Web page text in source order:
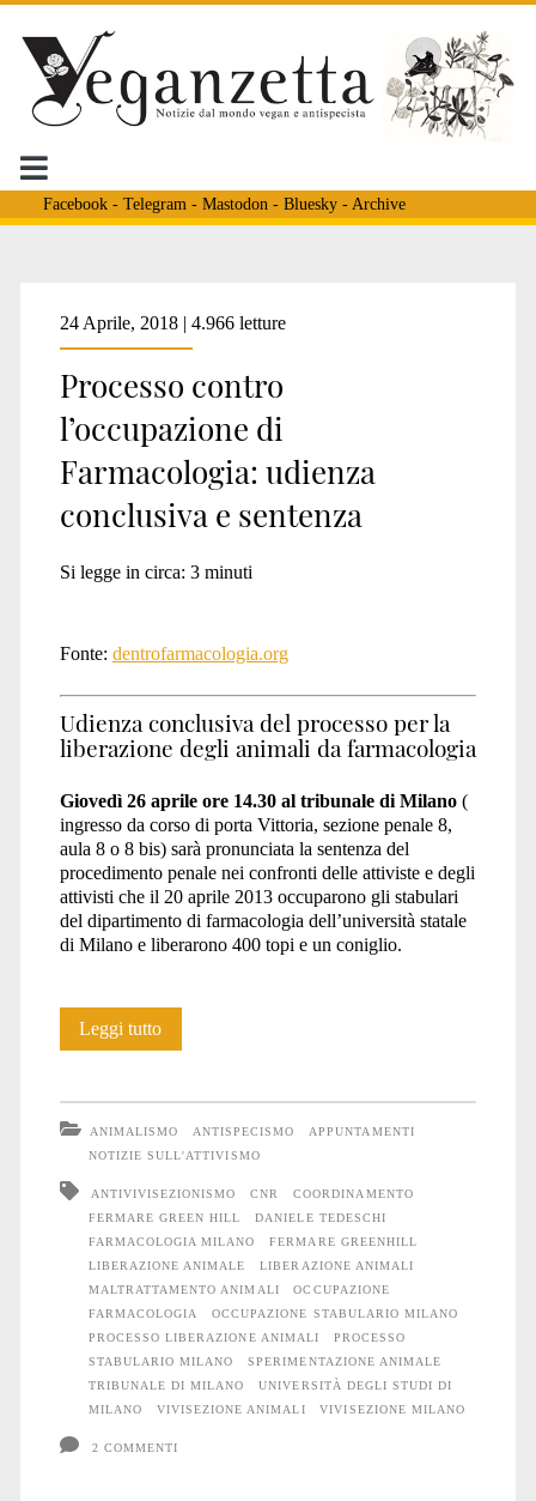
Facebook- Telegram - Mastodon - Bluesky- Archive
Tag:
<span>processo
stabulario
milano</span>
24 Aprile, 2018 | 4.966 letture
Processo contro
l’occupazione di
Farmacologia: udienza
conclusiva e sentenza
Si legge in circa: 3 minuti
Fonte: dentrofarmacologia.org
Udienza conclusiva del processo per la
liberazione degli animali da farmacologia
Giovedì 26 aprile ore 14.30 al tribunale di Milano(
ingresso da corso di porta Vittoria, sezione penale 8,
aula 8 o 8 bis) sarà pronunciata la sentenza del
procedimento penale nei confronti delle attiviste e degli
attivisti che il 20 aprile 2013 occuparono gli stabulari
del dipartimento di farmacologia dell’università statale
di Milano e liberarono 400 topi e un coniglio.
Leggi tuttoProcesso
di
Farmacologia:
udienza
conclusiva
e
sentenza
ANIMALISMO ANTISPECISMO
APPUNTAMENTI
NOTIZIE SULL'ATTIVISMO
ANTIVIVISEZIONISMO CNR
COORDINAMENTO
FERMARE GREEN HILL
DANIELE TEDESCHI
FARMACOLOGIA MILANO
FERMARE GREENHILL
LIBERAZIONE ANIMALE
LIBERAZIONE ANIMALI
MALTRATTAMENTO ANIMALI
OCCUPAZIONE
FARMACOLOGIA
OCCUPAZIONE STABULARIO MILANO
PROCESSO LIBERAZIONE ANIMALI
PROCESSO
STABULARIO MILANO
SPERIMENTAZIONE ANIMALE
TRIBUNALE DI MILANO
UNIVERSITÀ DEGLI STUDI DI
MILANO
VIVISEZIONE ANIMALI VIVISEZIONE MILANO
2 COMMENTI